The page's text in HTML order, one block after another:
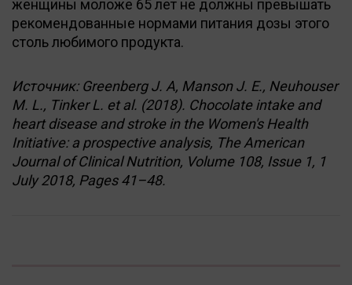
женщины моложе 65 лет не должны превышать
рекомендованные нормами питания дозы этого
столь любимого продукта.
Источник: Greenberg J. A, Manson J. E., Neuhouser
M. L., Tinker L. et al. (2018). Chocolate intake and
heart disease and stroke in the Women's Health
Initiative: a prospective analysis, The American
Journal of Clinical Nutrition, Volume 108, Issue 1, 1
July 2018, Pages 41–48.